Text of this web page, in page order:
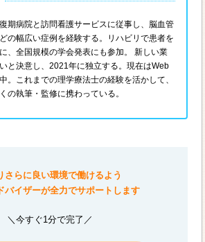
期病院と訪問看護サービスに従事し、脳血管
の幅広い症例を経験する。リハビリで患者を
、全国規模の学会発表にも参加。 新しい業
と決意し、2021年に独立する。現在はWeb
。これまでの理学療法士の経験を活かして、
の執筆・監修に携わっている。
さらに良い環境で働けるよう
バイザーが全力でサポートします
＼今すぐ1分で完了／